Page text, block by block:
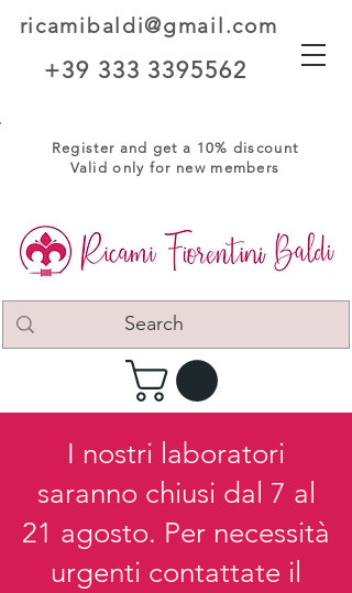
ricamibaldi@gmail.com
+39 333 3395562
Register and get a 10% discount
Valid only for new members
I nostri laboratori
saranno chiusi dal 7 al
21 agosto. Per necessità
urgenti contattate il